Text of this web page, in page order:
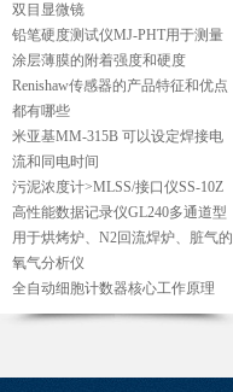
双目显微镜
铅笔硬度测试仪MJ-PHT用于测量
涂层薄膜的附着强度和硬度
Renishaw传感器的产品特征和优点
都有哪些
米亚基MM-315B 可以设定焊接电
流和同电时间
污泥浓度计>MLSS/接口仪SS-10Z
高性能数据记录仪GL240多通道型
用于烘烤炉、N2回流焊炉、脏气的
氧气分析仪
全自动细胞计数器核心工作原理